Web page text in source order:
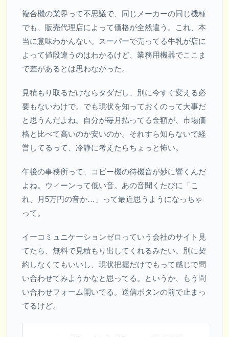
複合機の業界って不思議で、同じメーカーの同じ機種
でも、販売代理店によって価格が全然違う。これ、本
当に意味わかんない。スーパーで売ってる牛乳が店に
よって値段違うのはわかるけど、業務用機器でここま
で差があるとは思わなかった。
見積もり取るだけならタダだし、別に今すぐ変える必
要もないわけで。でも現状を知っておくのって大事だ
と思うんだよね。自分が毎月払ってる金額が、市場価
格と比べて高いのか安いのか。それすら知らないで経
営してるって、冷静に考えたらちょっと怖い。
午後の事務所って、コピー機の待機音が妙に響くんだ
よね。ウィーンって低い音。あの音聞くたびに「こ
れ、月5万円の音か…」って最近思うようになっちゃ
って。
イーコミュニケーションゼロっていう会社のサイト見
てたら、無料で見積もり出してくれるみたい。別に契
約しなくてもいいし、現状把握だけでもって感じで問
い合わせてみようかなと思ってる。というか、もう問
い合わせフォーム開いてる。送信ボタンの前で止まっ
てるけど。